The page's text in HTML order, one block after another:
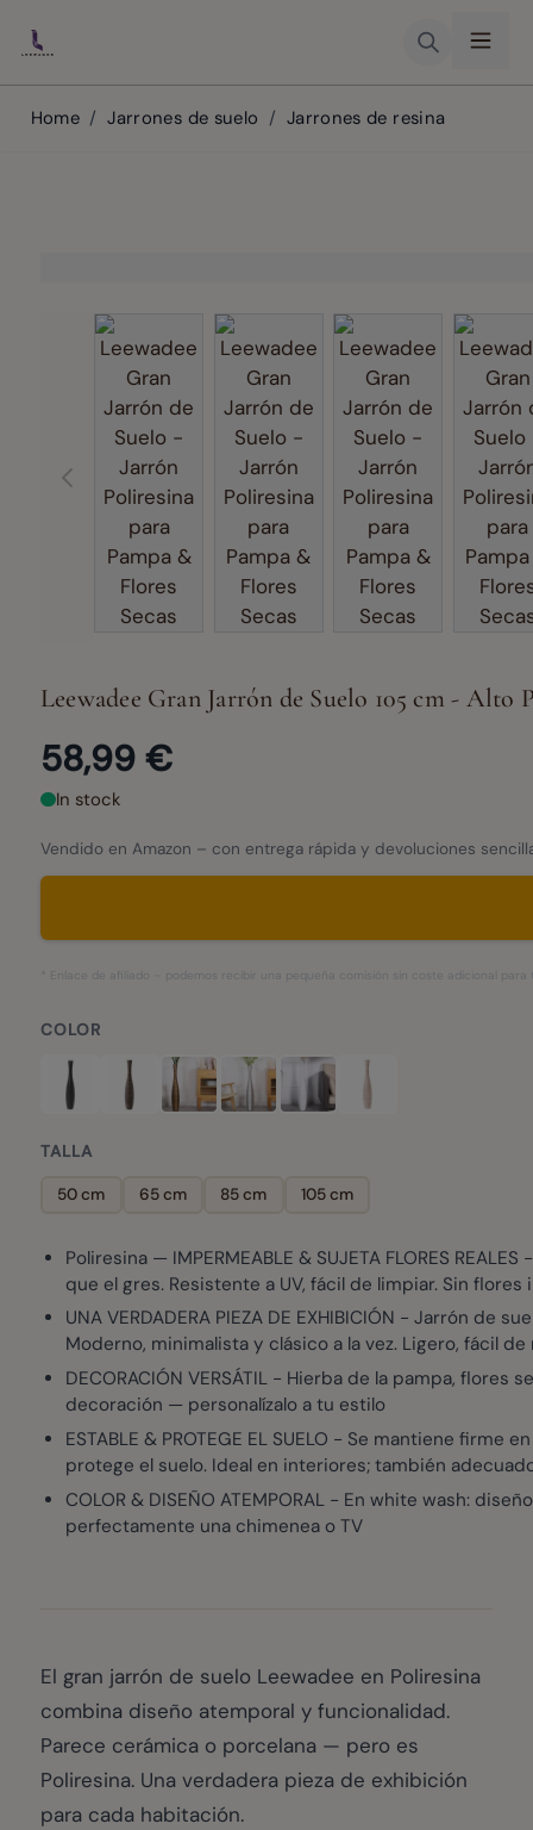
Home / Jarrones de suelo / Jarrones de resina
View larger imageView larger imageView larger
Leewadee Gran Jarrón de Suelo 105 cm - Alto
58,99 €
In stock
Vendido en Amazon – con entrega rápida y devoluciones
* Enlace de afiliado – podemos recibir una pequeña comisión sin coste adicional para
COLOR
TALLA
50 cm 65 cm 85 cm 105 cm
Poliresina — IMPERMEABLE & SUJETA FLORES
que el gres. Resistente a UV, fácil de limpiar. Sin flores
UNA VERDADERA PIEZA DE EXHIBICIÓN - Jarrón
Moderno, minimalista y clásico a la vez. Ligero, fácil
DECORACIÓN VERSÁTIL - Hierba de la pampa,
decoración — personalízalo a tu estilo
ESTABLE & PROTEGE EL SUELO - Se mantiene
protege el suelo. Ideal en interiores; también
COLOR & DISEÑO ATEMPORAL - En white wash:
perfectamente una chimenea o TV
El gran jarrón de suelo Leewadee en Poliresina
combina diseño atemporal y funcionalidad.
Parece cerámica o porcelana — pero es
Poliresina. Una verdadera pieza de exhibición
para cada habitación.